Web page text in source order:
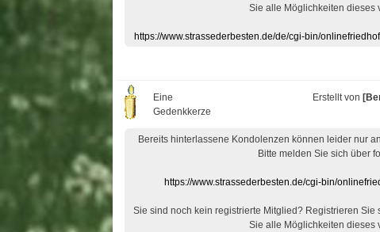
Sie alle Möglichkeiten dieses
https://www.strassederbesten.de/de/cgi-bin/
Eine
Gedenkkerze
Erstellt von
Bereits hinterlassene Kondolenzen können leider nur
Bitte melden Sie sich über
https://www.strassederbesten.de/cgi-bin/
Sie sind noch kein registrierte Mitglied? Registrieren
Sie alle Möglichkeiten dieses